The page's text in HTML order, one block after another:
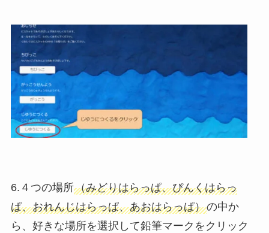
6.４つの場所（みどりはらっぱ、ぴんくはらっ
ぱ、おれんじはらっぱ、あおはらっぱ）の中か
ら、好きな場所を選択して鉛筆マークをクリック